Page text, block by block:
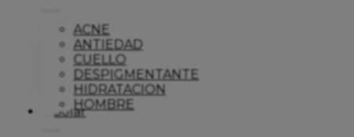
ACNE
ANTIEDAD
CUELLO
DESPIGMENTANTE
HIDRATACION
HOMBRE
Solar